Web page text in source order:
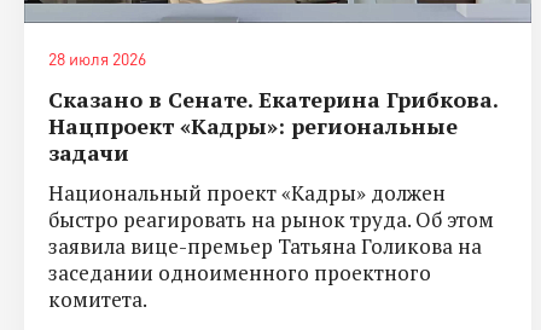
28 июля 2026
Сказано в Сенате. Екатерина Грибкова.
Нацпроект «Кадры»: региональные
задачи
Национальный проект «Кадры» должен
быстро реагировать на рынок труда. Об этом
заявила вице-премьер Татьяна Голикова на
заседании одноименного проектного
комитета.